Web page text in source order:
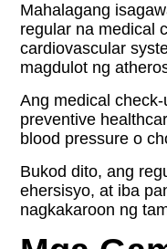
Mahalagang
regular na medical
cardiovascular
magdulot ng
Ang medical
preventive
blood pressure o
Bukod dito, ang
ehersisyo, at iba
nagkakaroon ng